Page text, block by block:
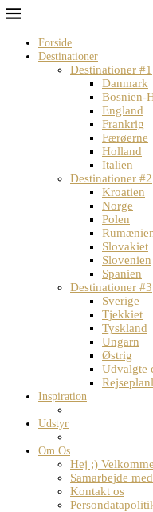
Forside
Destinationer
Destinationer #1
Danmark
Bosnien-
England
Frankrig
Færøerne
Holland
Italien
Destinationer #2
Kroatien
Norge
Polen
Slovakiet
Slovenien
Spanien
Destinationer #3
Sverige
Tjekkiet
Tyskland
Ungarn
Østrig
Udvalgte
Inspiration
Udstyr
Om Os
Hej ;)
Samarbejde
Kontakt os